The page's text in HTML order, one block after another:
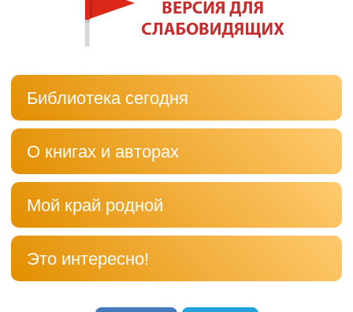
Библиотека сегодня
О книгах и авторах
Мой край родной
Это интересно!